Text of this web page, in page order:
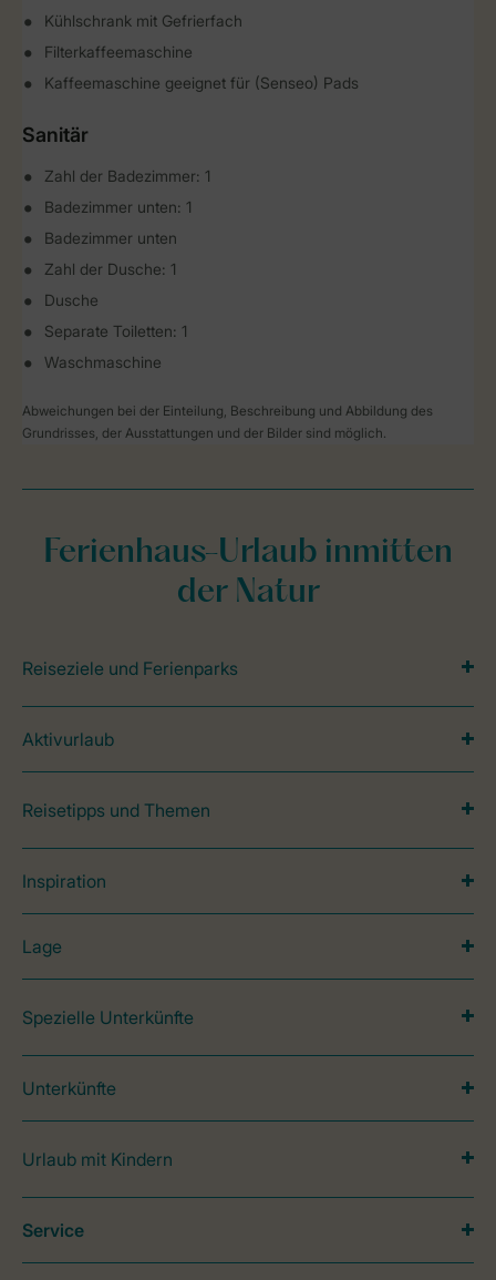
Kühlschrank mit Gefrierfach
Filterkaffeemaschine
Kaffeemaschine geeignet für (Senseo) Pads
Sanitär
Zahl der Badezimmer: 1
Badezimmer unten: 1
Badezimmer unten
Zahl der Dusche: 1
Dusche
Separate Toiletten: 1
Waschmaschine
Abweichungen bei der Einteilung, Beschreibung und Abbildung des
Grundrisses, der Ausstattungen und der Bilder sind möglich.
Ferienhaus-Urlaub inmitten
der Natur
Reiseziele und Ferienparks
Aktivurlaub
Reisetipps und Themen
Inspiration
Lage
Spezielle Unterkünfte
Unterkünfte
Urlaub mit Kindern
Service